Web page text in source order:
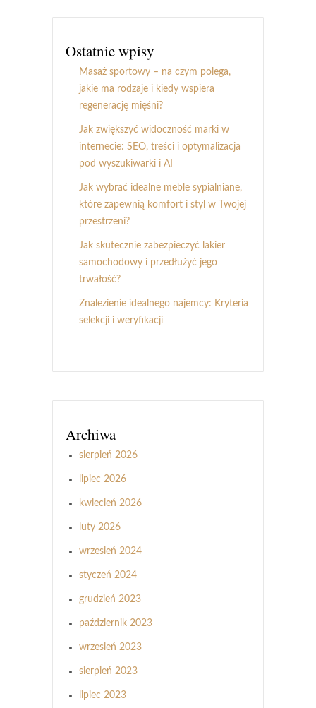
Ostatnie wpisy
Masaż sportowy – na czym polega,
jakie ma rodzaje i kiedy wspiera
regenerację mięśni?
Jak zwiększyć widoczność marki w
internecie: SEO, treści i optymalizacja
pod wyszukiwarki i AI
Jak wybrać idealne meble sypialniane,
które zapewnią komfort i styl w Twojej
przestrzeni?
Jak skutecznie zabezpieczyć lakier
samochodowy i przedłużyć jego
trwałość?
Znalezienie idealnego najemcy: Kryteria
selekcji i weryfikacji
Archiwa
sierpień 2026
lipiec 2026
kwiecień 2026
luty 2026
wrzesień 2024
styczeń 2024
grudzień 2023
październik 2023
wrzesień 2023
sierpień 2023
lipiec 2023